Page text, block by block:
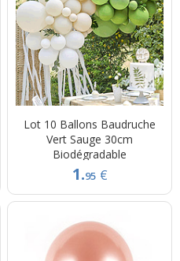
Lot 10 Ballons Baudruche
Vert Sauge 30cm
Biodégradable
1.95 €